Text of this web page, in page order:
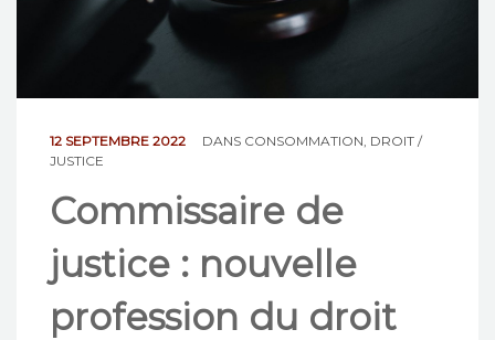
NOS ACTIONS
12 SEPTEMBRE 2022 DANS CONSOMMATION DROIT /
JUSTICE
Commissaire de
justice : nouvelle
profession du droit